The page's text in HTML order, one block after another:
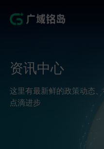
解决方案
案例中心
资讯中心
这里有最新鲜的政策动态
点滴进步